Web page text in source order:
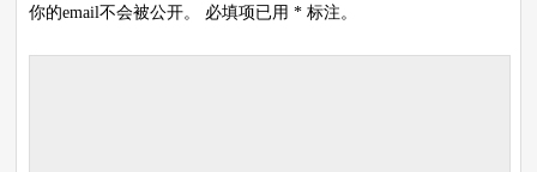
你的email不会被公开。 必填项已用 * 标注。